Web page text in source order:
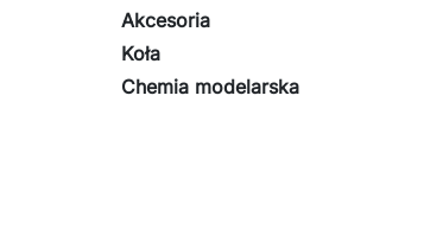
Akcesoria
Koła
Chemia modelarska